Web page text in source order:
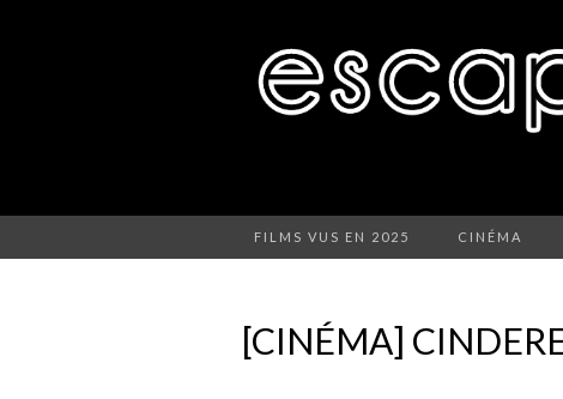
FILMS VUS EN 2025 CINÉMA
[CINÉMA]